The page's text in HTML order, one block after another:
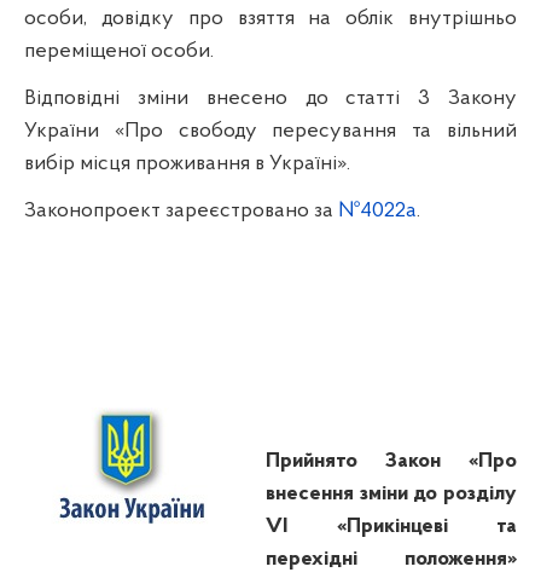
особи, довідку про взяття на облік внутрішньо
переміщеної особи.
Відповідні зміни внесено до статті 3 Закону
України «Про свободу пересування та вільний
вибір місця проживання в Україні».
Законопроект зареєстровано за №4022а.
Прийнято Закон «Про
внесення зміни до розділу
VI «Прикінцеві та
перехідні положення»